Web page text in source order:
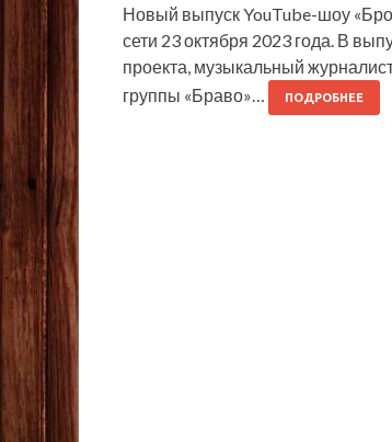
Новый выпуск YouTube-шоу
сети 23 октября 2023 года. В
проекта, музыкальный
группы «Браво»…
ПОДРОБНЕЕ